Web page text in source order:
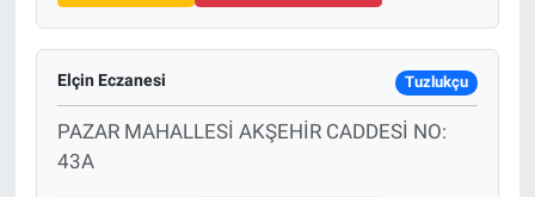
Elçin Eczanesi Tuzlukçu
PAZAR MAHALLESİ AKŞEHİR CADDESİ NO:
43A